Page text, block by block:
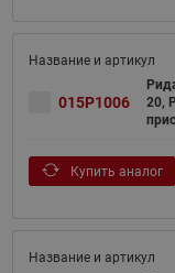
015P1006
20,
Купить аналог